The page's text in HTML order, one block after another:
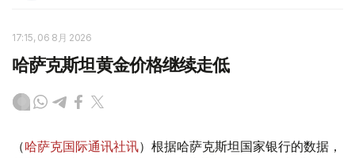
17:15, 06 8月 2026
哈萨克斯坦黄金价格继续走低
（哈萨克国际通讯社讯）根据哈萨克斯坦国家银行的数据，